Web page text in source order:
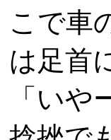
こで車
は足首
「い